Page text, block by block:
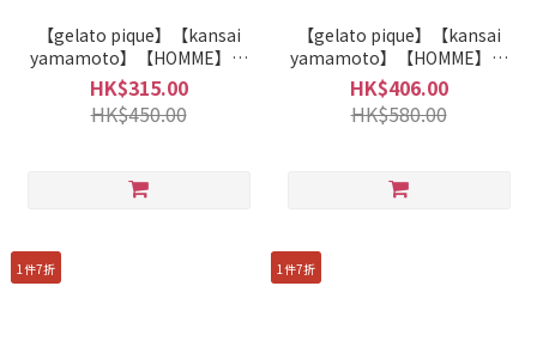
【gelato pique】【kansai
yamamoto】【HOMME】日
式甜點圖案莫代爾上衣
PMCT261242
HK$315.00
HK$450.00
【gelato pique】【kansai
yamamoto】【HOMME】日
式甜點圖案莫代爾長褲
PMCP261243
HK$406.00
HK$580.00
1件7折 1件7折